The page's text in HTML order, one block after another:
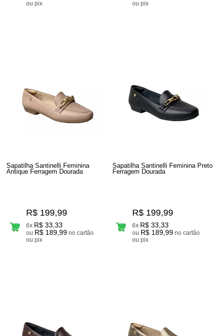
ou pix
ou pix
Sapatilha Santinelli Feminina
Antique Ferragem Dourada
R$ 199,99
6x R$ 33,33
ou R$ 189,99 no cartão
ou pix
Sapatilha Santinelli Feminina Preto
Ferragem Dourada
R$ 199,99
6x R$ 33,33
ou R$ 189,99 no cartão
ou pix